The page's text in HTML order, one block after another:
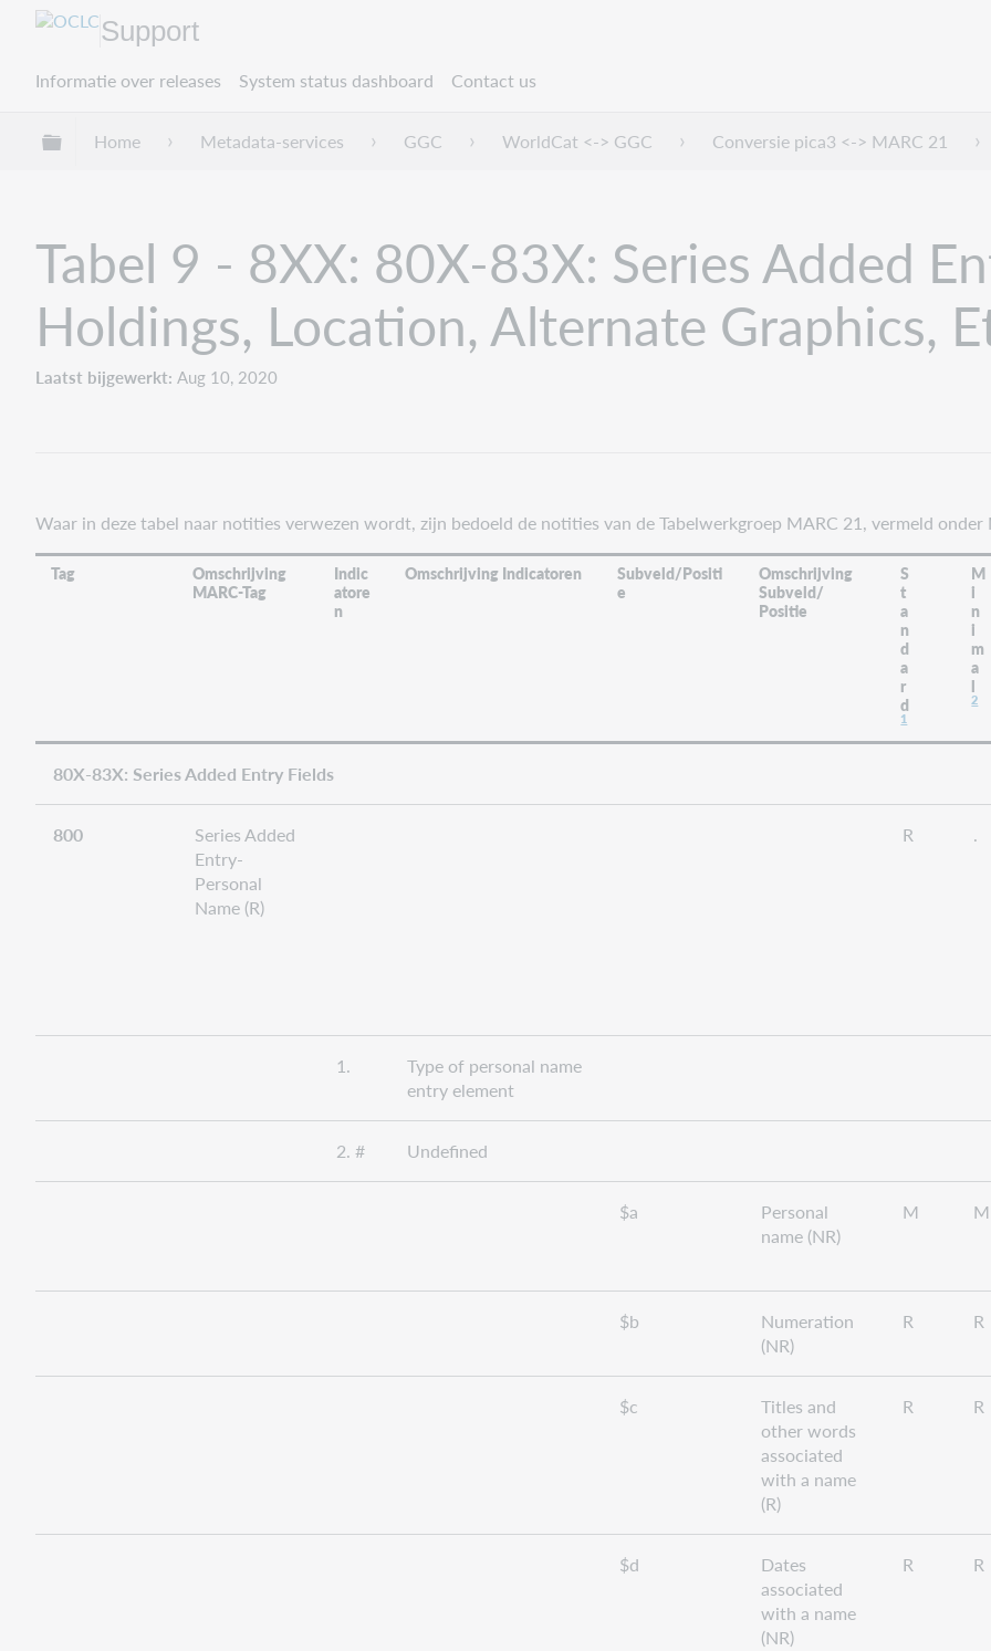
Support
Informatie over releases System status dashboard Contact us
Mondiale hiërarchie uitvouwen / samenvouwen
Home Metadata-services GGC WorldCat <-> GGC Conversie pica3 <-> MARC 21
Tabel 9 - 8XX: 80X-83X: Series Added
Holdings, Location, Alternate Graphics,
Laatst bijgewerkt Aug 10, 2020
Waar in deze tabel naar notities verwezen wordt, zijn bedoeld de notities van de Tabelwerkgroep MARC 21, vermeld onder
Tag
Omschrijving
MARC-Tag
Indic
atore
n
Omschrijving Indicatoren
Subveld/Positi
e
Omschrijving
Subveld/
Positie
S
t
a
n
d
a
r
d
1
M
i
n
i
m
a
l
2
80X-83X: Series Added Entry Fields
800
Series Added
Entry-
Personal
Name (R)
R .
1.
Type of personal name
entry element
2. # Undefined
$a
Personal
name (NR)
M M
$b
Numeration
(NR)
R R
$c
Titles and
other words
associated
with a name
(R)
R R
$d
Dates
associated
with a name
(NR)
R R